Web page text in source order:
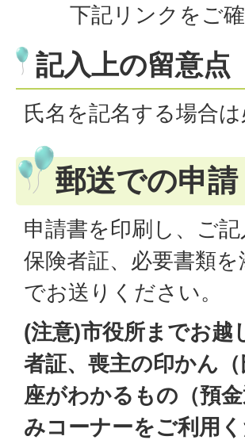
下記リンクをご
記入上の留意点
氏名を記名する場合
郵送での申請
申請書を印刷し、ご
保険者証、必要書類
でお送りください。
(注意)市役所までお越
者証、喪主の印かん
座がわかるもの（預
みコーナーをご利用く